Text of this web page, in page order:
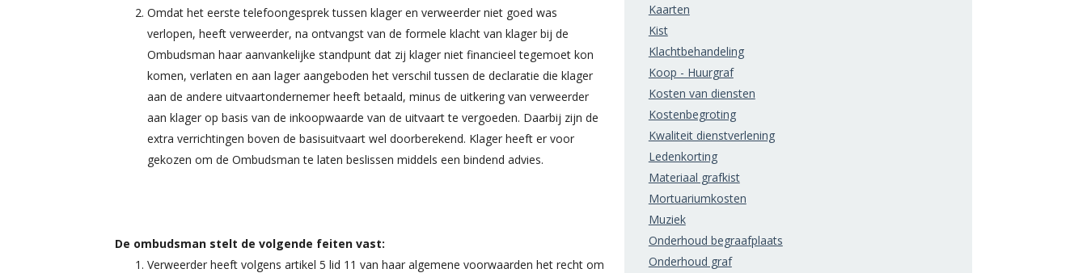
Omdat het eerste telefoongesprek tussen klager en verweerder niet goed was
verlopen, heeft verweerder, na ontvangst van de formele klacht van klager bij de
Ombudsman haar aanvankelijke standpunt dat zij klager niet financieel tegemoet kon
komen, verlaten en aan lager aangeboden het verschil tussen de declaratie die klager
aan de andere uitvaartondernemer heeft betaald, minus de uitkering van verweerder
aan klager op basis van de inkoopwaarde van de uitvaart te vergoeden. Daarbij zijn de
extra verrichtingen boven de basisuitvaart wel doorberekend. Klager heeft er voor
gekozen om de Ombudsman te laten beslissen middels een bindend advies.
De ombudsman stelt de volgende feiten vast:
Verweerder heeft volgens artikel 5 lid 11 van haar algemene voorwaarden het recht om
Kaarten
Kist
Klachtbehandeling
Koop - Huurgraf
Kosten van diensten
Kostenbegroting
Kwaliteit dienstverlening
Ledenkorting
Materiaal grafkist
Mortuariumkosten
Muziek
Onderhoud begraafplaats
Onderhoud graf